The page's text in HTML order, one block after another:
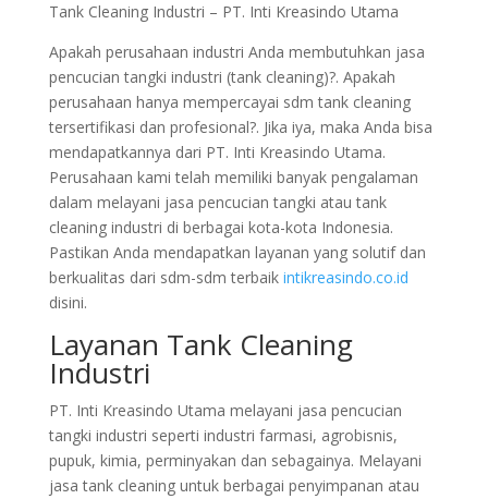
Tank Cleaning Industri – PT. Inti Kreasindo Utama
Apakah perusahaan industri Anda membutuhkan jasa
pencucian tangki industri (tank cleaning)?. Apakah
perusahaan hanya mempercayai sdm tank cleaning
tersertifikasi dan profesional?. Jika iya, maka Anda bisa
mendapatkannya dari PT. Inti Kreasindo Utama.
Perusahaan kami telah memiliki banyak pengalaman
dalam melayani jasa pencucian tangki atau tank
cleaning industri di berbagai kota-kota Indonesia.
Pastikan Anda mendapatkan layanan yang solutif dan
berkualitas dari sdm-sdm terbaik intikreasindo.co.id
disini.
Layanan Tank Cleaning
Industri
PT. Inti Kreasindo Utama melayani jasa pencucian
tangki industri seperti industri farmasi, agrobisnis,
pupuk, kimia, perminyakan dan sebagainya. Melayani
jasa tank cleaning untuk berbagai penyimpanan atau